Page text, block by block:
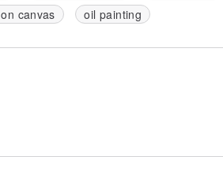
canvas oil painting